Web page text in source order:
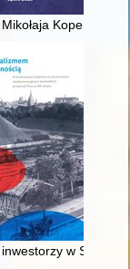
odKopernika z
w XVI-
w